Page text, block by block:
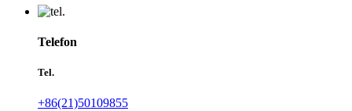
Telefon
Tel.
+86(21)50109855